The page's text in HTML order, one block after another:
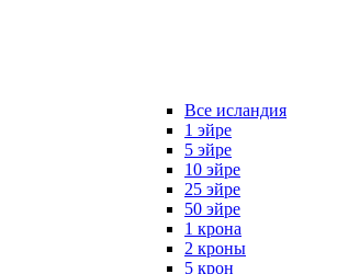
Все исландия
1 эйре
5 эйре
10 эйре
25 эйре
50 эйре
1 крона
2 кроны
5 крон